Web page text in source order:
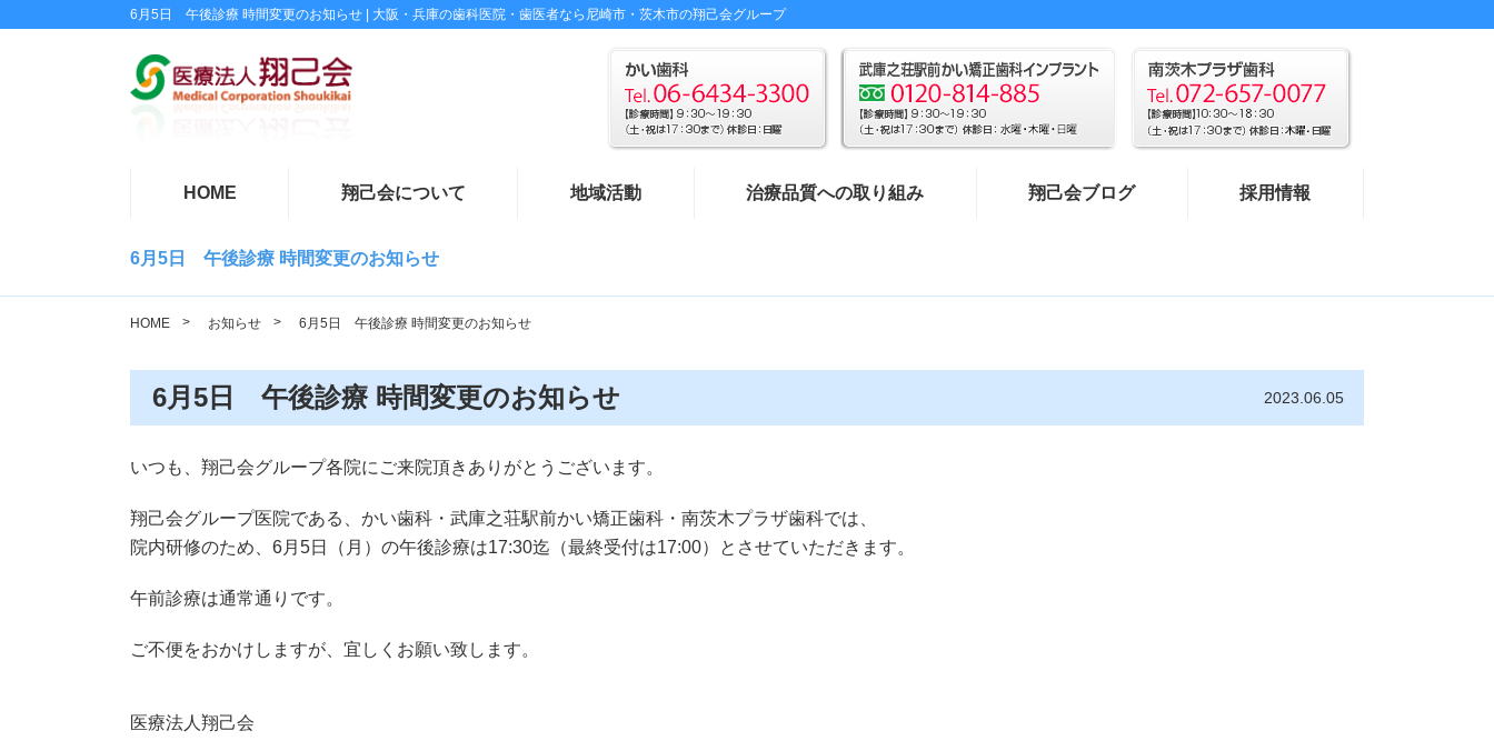
6月5日 午後診療 時間変更のお知らせ | 大阪・兵庫の歯科医院・歯医者なら尼崎市・茨木市の翔己会グループ
HOME 翔己会について 地域活動 治療品質への取り組み 翔己会ブログ 採用情報
6月5日 午後診療 時間変更のお知らせ
HOME お知らせ 6月5日 午後診療 時間変更のお知らせ
6月5日 午後診療 時間変更のお知らせ 2023.06.05
いつも、翔己会グループ各院にご来院頂きありがとうございます。
翔己会グループ医院である、かい歯科・武庫之荘駅前かい矯正歯科・南茨木プラザ歯科では、
院内研修のため、6月5日（月）の午後診療は17:30迄（最終受付は17:00）とさせていただきます。
午前診療は通常通りです。
ご不便をおかけしますが、宜しくお願い致します。
医療法人翔己会